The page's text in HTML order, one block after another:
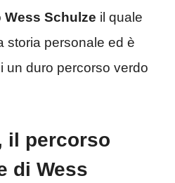
Wess Schulze il quale
storia personale ed è
un duro percorso verdo
il percorso
di Wess